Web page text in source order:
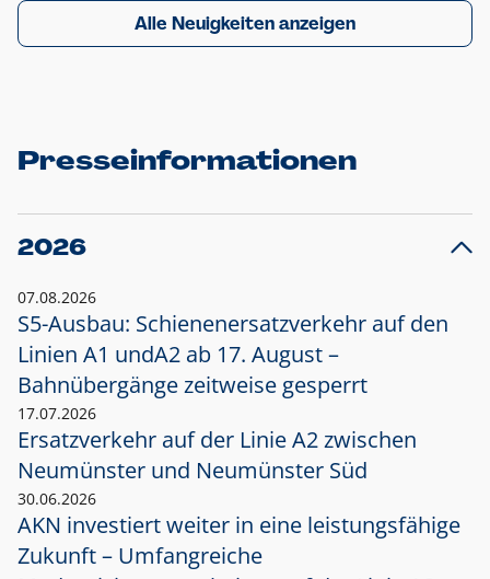
Alle Neuigkeiten anzeigen
Presseinformationen
2026
07.08.2026
S5-Ausbau: Schienenersatzverkehr auf den
Linien A1 undA2 ab 17. August –
Bahnübergänge zeitweise gesperrt
17.07.2026
Ersatzverkehr auf der Linie A2 zwischen
Neumünster und Neumünster Süd
30.06.2026
AKN investiert weiter in eine leistungsfähige
Zukunft – Umfangreiche